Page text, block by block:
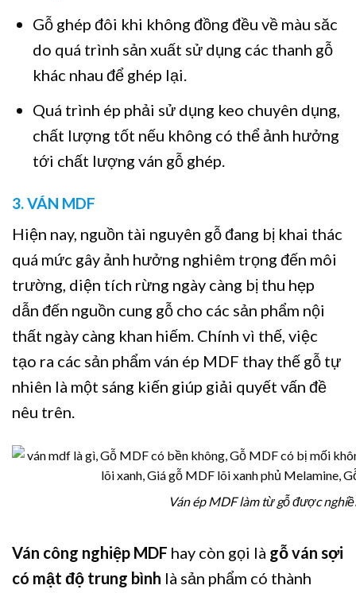
Gỗ ghép đôi khi không đồng đều về màu săc
do quá trình sản xuất sử dụng các thanh gỗ
khác nhau để ghép lại.
Quá trình ép phải sử dụng keo chuyên dụng,
chất lượng tốt nếu không có thể ảnh hưởng
tới chất lượng ván gỗ ghép.
3. VÁN MDF
Hiện nay, nguồn tài nguyên gỗ đang bị khai thác
quá mức gây ảnh hưởng nghiêm trọng đến môi
trường, diện tích rừng ngày càng bị thu hẹp
dẫn đến nguồn cung gỗ cho các sản phẩm nội
thất ngày càng khan hiếm. Chính vì thế, việc
tạo ra các sản phẩm ván ép MDF thay thế gỗ tự
nhiên là một sáng kiến giúp giải quyết vấn đề
nêu trên.
Ván ép MDF làm từ gỗ được
Ván công nghiệp MDF hay còn gọi là gỗ ván sợi
có mật độ trung bình là sản phẩm có thành